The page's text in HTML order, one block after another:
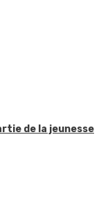
de la jeunesse